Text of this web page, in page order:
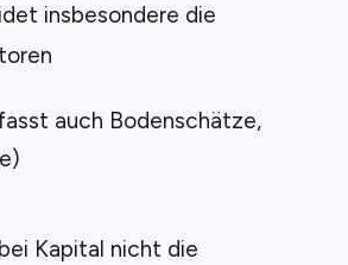
insbesondere die
auch Bodenschätze,
Kapital nicht die